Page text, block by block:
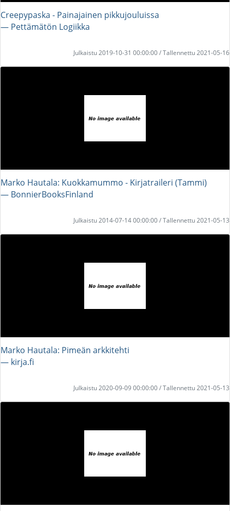
Creepypaska - Painajainen pikkujouluissa
― Pettämätön Logiikka
Julkaistu 2019-10-31 00:00:00 / Tallennettu 2021-05-16
Marko Hautala: Kuokkamummo - Kirjatraileri (Tammi)
― BonnierBooksFinland
Julkaistu 2014-07-14 00:00:00 / Tallennettu 2021-05-13
Marko Hautala: Pimeän arkkitehti
― kirja.fi
Julkaistu 2020-09-09 00:00:00 / Tallennettu 2021-05-13